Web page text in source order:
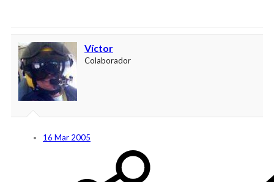
Víctor
Colaborador
16 Mar 2005